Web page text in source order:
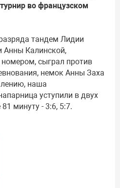
во французском
тандем Лидии
Анны Калинской,
сыграл против
немок Анны Заха
наша
уступили в двух
минуту - 3:6, 5:7.